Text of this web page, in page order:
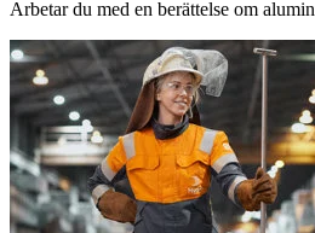
Arbetar du med en berättelse om